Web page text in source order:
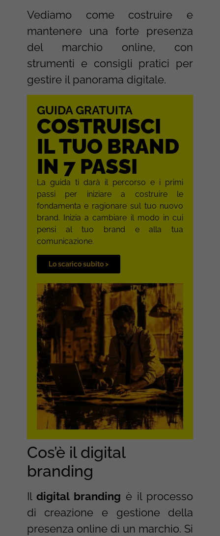
Vediamo come costruire e
mantenere una forte presenza
del marchio online, con
strumenti e consigli pratici per
gestire il panorama digitale.
GUIDA GRATUITA
COSTRUISCI
IL TUO BRAND
IN 7 PASSI
La guida ti darà il percorso e i primi
passi per iniziare a costruire le
fondamenta e ragionare sul tuo nuovo
brand. Inizia a cambiare il modo in cui
pensi al tuo brand e alla tua
comunicazione.
Lo scarico subito >
Cos’è il digital
branding
Ildigital branding è il processo
di creazione e gestione della
presenza online di un marchio. Si